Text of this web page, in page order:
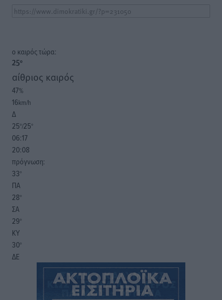
o καιρός τώρα:
25°
αίθριος καιρός
47%
16km/h
Δ
25°/25°
06:17
20:08
πρόγνωση:
33°
ΠΑ
28°
ΣΑ
29°
ΚΥ
30°
ΔΕ